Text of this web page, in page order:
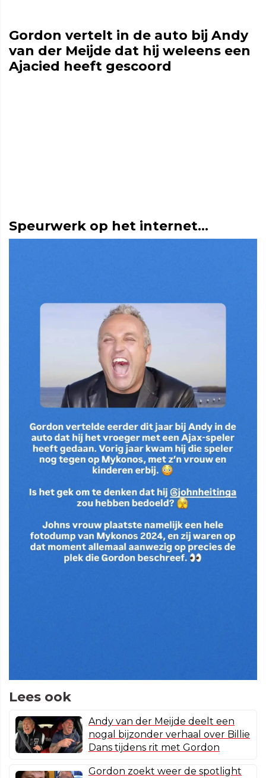
Gordon vertelt in de auto bij Andy
van der Meijde dat hij weleens een
Ajacied heeft gescoord
Speurwerk op het internet...
Lees ook
Andy van der Meijde deelt een
nogal bijzonder verhaal over Billie
Dans tijdens rit met Gordon
Gordon zoekt weer de spotlight